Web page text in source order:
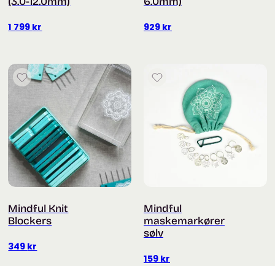
1 799 kr 929 kr
Mindful Knit
Blockers
349 kr
Mindful
maskemarkører
sølv
159 kr